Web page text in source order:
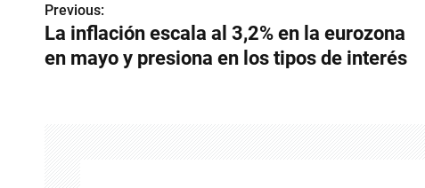
N
a
Previous:
La inflación escala al 3,2% en la eurozona
en mayo y presiona en los tipos de interés